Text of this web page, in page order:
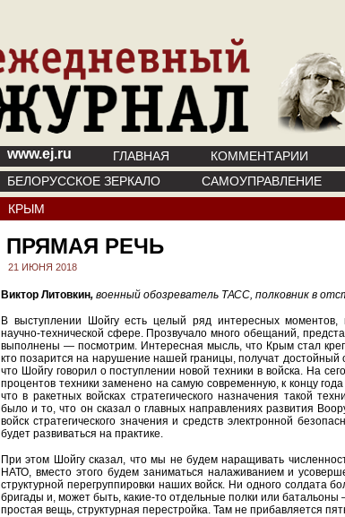
www.ej.ru ГЛАВНАЯ КОММЕНТАРИИ
БЕЛОРУССКОЕ ЗЕРКАЛО
САМОУПРАВЛЕНИЕ
КРЫМ
ПРЯМАЯ РЕЧЬ
21 ИЮНЯ 2018
Виктор Литовкин, военный обозреватель ТАСС, полковник в
В выступлении Шойгу есть целый ряд интересных
научно-технической сфере. Прозвучало много обещаний,
выполнены — посмотрим. Интересная мысль, что Крым стал
кто позарится на нарушение нашей границы, получат достойный
что Шойгу говорил о поступлении новой техники в войска. На
процентов техники заменено на самую современную, к концу
что в ракетных войсках стратегического назначения такой
было и то, что он сказал о главных направлениях развития
войск стратегического значения и средств электронной
будет развиваться на практике.
При этом Шойгу сказал, что мы не будем наращивать
НАТО, вместо этого будем заниматься налаживанием и
структурной перегруппировки наших войск. Ни одного солдата
бригады и, может быть, какие-то отдельные полки или
простая вещь, структурная перестройка. Там не прибавляется